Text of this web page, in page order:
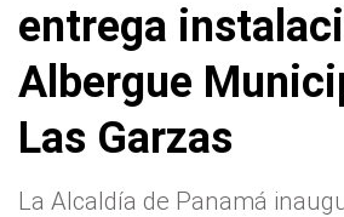
entrega
Albergue
Las Garzas
La Alcaldía de Panamá